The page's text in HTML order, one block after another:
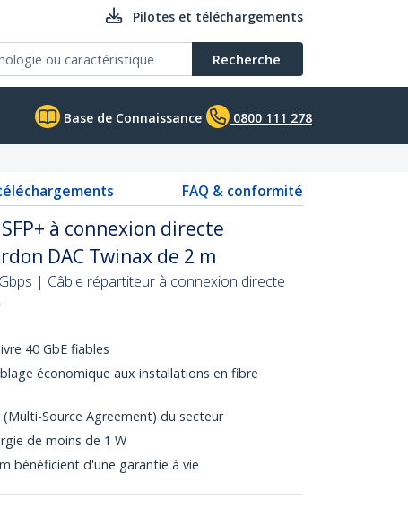
Pilotes et téléchargements
Recherche
Base de Connaissance 0800 111 278
FAQ & conformité
à connexion directe
DAC Twinax de 2 m
| Câble répartiteur à connexion directe
40 GbE fiables
économique aux installations en fibre
Source Agreement) du secteur
de moins de 1 W
bénéficient d'une garantie à vie